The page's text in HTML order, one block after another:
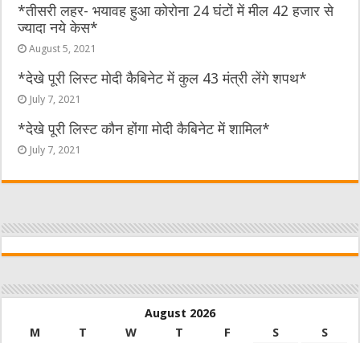
*तीसरी लहर- भयावह हुआ कोरोना 24 घंटों में मील 42 हजार से
ज्यादा नये केस*
August 5, 2021
*देखे पूरी लिस्ट मोदी कैबिनेट में कुल 43 मंत्री लेंगे शपथ*
July 7, 2021
*देखे पूरी लिस्ट कौन होंगा मोदी कैबिनेट में शामिल*
July 7, 2021
August 2026
M
T W T F S
S